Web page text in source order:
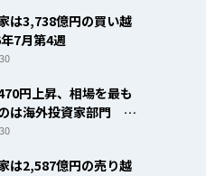
は3,738億円の買い越
7月第4週
円上昇、相場を最も
は海外投資家部門
4週
は2,587億円の売り越